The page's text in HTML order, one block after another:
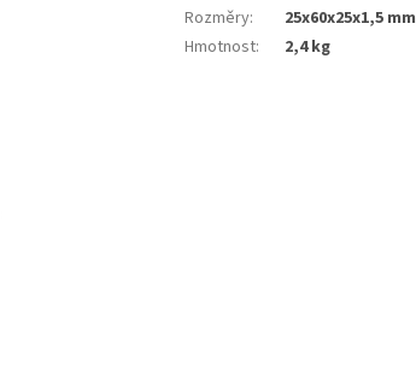
Rozměry:
25x60x25x1,5 mm
Hmotnost: 2,4 kg